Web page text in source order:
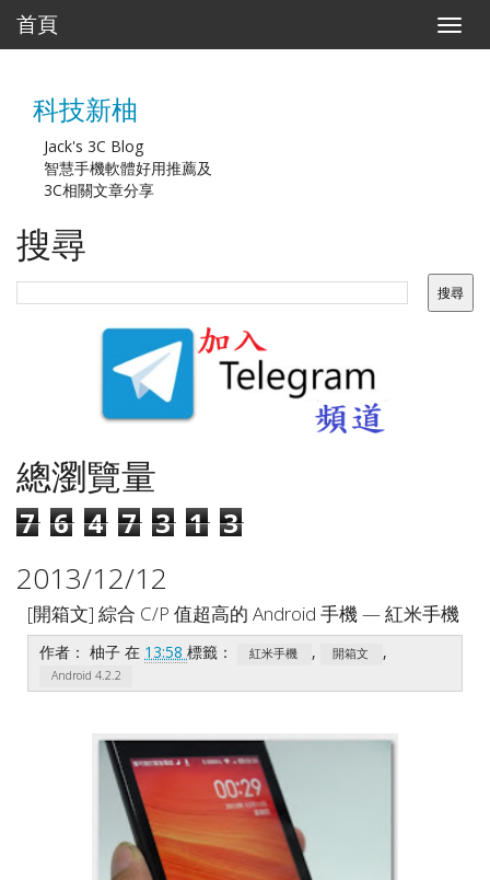
T
o
o
首頁
科技新柚
Jack's 3C Blog
智慧手機軟體好用推薦及
3C相關文章分享
搜尋
總瀏覽量
7 6 4 7 3 1 3
2013/12/12
[開箱文] 綜合 C/P 值超高的 Android 手機 — 紅米手機
作者： 柚子 在 13:58 標籤： 紅米手機 , 開箱文 ,
Android 4.2.2